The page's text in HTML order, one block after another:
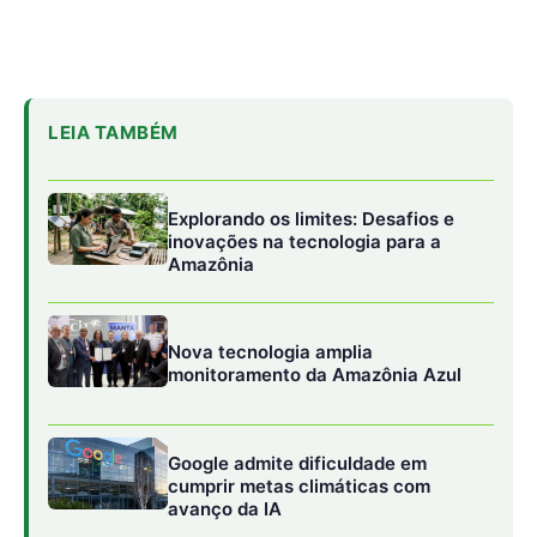
Outra aliada poderosa é a Pirólise acoplada à
Espectrometria de Massas (Py-GC/MS). Ao contrário dos
microscópios que contam partículas individuais, essa
tecnologia “derrete” a amostra — seja ela sangue ou
tecido — para medir a massa total de plástico presente.
Com isso, é possível quantificar a carga polimérica total
para estudos epidemiológicos que ligam a poluição
plástica a doenças degenerativas e à infertilidade. A
precisão é tamanha que permite separar o plástico de
aditivos químicos, como o bisfenol A, que atuam como